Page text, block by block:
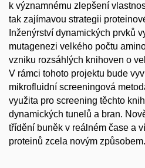
k významnému zlepšení
tak zajímavou strategii
Inženýrství dynamických prvků
mutagenezi velkého počtu
vzniku rozsáhlých knihoven o
V rámci tohoto projektu bude
mikrofluidní screeningová
využita pro screening těchto
dynamických tunelů a bran.
třídění buněk v reálném čase a
proteinů zcela novým způsobem.